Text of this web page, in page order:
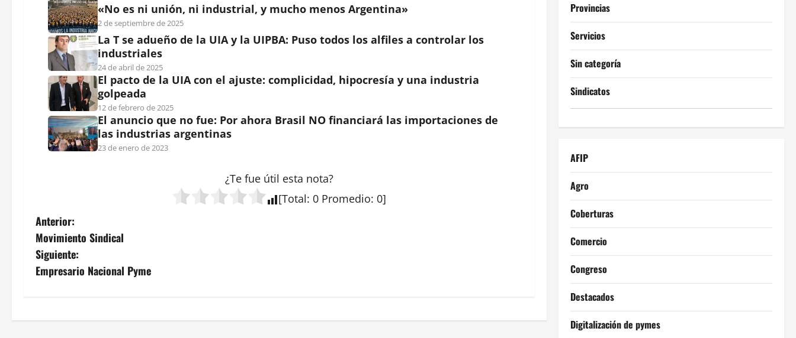
«No es ni unión, ni industrial, y mucho menos Argentina»
2 de septiembre de 2025
La T se adueño de la UIA y la UIPBA: Puso todos los alfiles a controlar los
industriales
24 de abril de 2025
El pacto de la UIA con el ajuste: complicidad, hipocresía y una industria
golpeada
12 de febrero de 2025
El anuncio que no fue: Por ahora Brasil NO financiará las importaciones de
las industrias argentinas
23 de enero de 2023
¿Te fue útil esta nota?
[Total: 0 Promedio: 0]
N
a
v
g
Anterior:
Movimiento Sindical
Siguiente:
Empresario Nacional Pyme
Provincias
Servicios
Sin categoría
Sindicatos
AFIP
Agro
Coberturas
Comercio
Congreso
Destacados
Digitalización de pymes